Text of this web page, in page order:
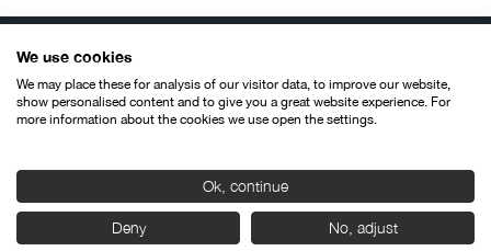
© SEMINCI – Semana Internacional de Cine de Valladolid International
Todos los derechos reservados
We use cookies
We may place these for analysis of our visitor data, to improve our website,
show personalised content and to give you a great website experience. For
more information about the cookies we use open the settings.
Ok, continue
Deny No, adjust